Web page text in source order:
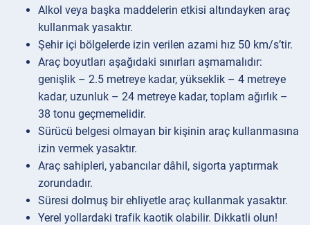
Alkol veya başka maddelerin etkisi altındayken araç
kullanmak yasaktır.
Şehir içi bölgelerde izin verilen azami hız 50 km/s’tir.
Araç boyutları aşağıdaki sınırları aşmamalıdır:
genişlik – 2.5 metreye kadar, yükseklik – 4 metreye
kadar, uzunluk – 24 metreye kadar, toplam ağırlık –
38 tonu geçmemelidir.
Sürücü belgesi olmayan bir kişinin araç kullanmasına
izin vermek yasaktır.
Araç sahipleri, yabancılar dâhil, sigorta yaptırmak
zorundadır.
Süresi dolmuş bir ehliyetle araç kullanmak yasaktır.
Yerel yollardaki trafik kaotik olabilir. Dikkatli olun!